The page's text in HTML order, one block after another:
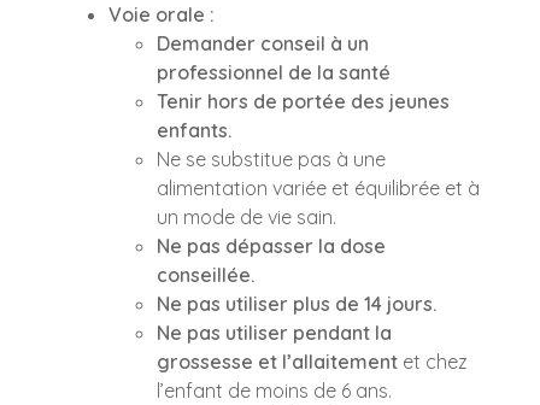
Voie orale :
Demander conseil à un
professionnel de la santé
Tenir hors de portée des jeunes
enfants.
Ne se substitue pas à une
alimentation variée et équilibrée et à
un mode de vie sain.
Ne pas dépasser la dose
conseillée.
Ne pas utiliser plus de 14 jours.
Ne pas utiliser pendant la
grossesse et l’allaitement et chez
l’enfant de moins de 6 ans.